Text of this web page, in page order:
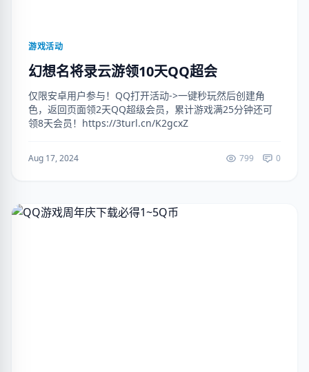
游戏活动
幻想名将录云游领10天QQ超会
仅限安卓用户参与！QQ打开活动->一键秒玩然后创建角
色，返回页面领2天QQ超级会员，累计游戏满25分钟还可
领8天会员！https://3turl.cn/K2gcxZ
Aug 17, 2024 799 0